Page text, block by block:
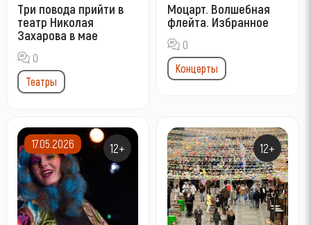
Три повода прийти в
театр Николая
Захарова в мае
0
Театры
Моцарт. Волшебная
флейта. Избранное
0
Концерты
17.05.2026 12+ 12+